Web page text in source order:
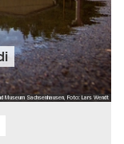
Museum Sachsenhausen, Foto: Lars Wendt